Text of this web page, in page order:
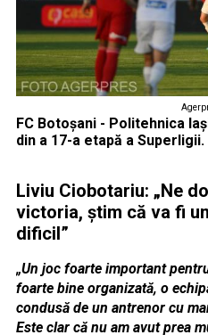
FC Botoșani - Politehnica
din a 17-a etapă a Superligii.
Liviu Ciobotariu: „Ne
victoria, știm că va fi
dificil”
„Un joc foarte important
foarte bine organizată, o
condusă de un antrenor cu
Este clar că nu am avut prea